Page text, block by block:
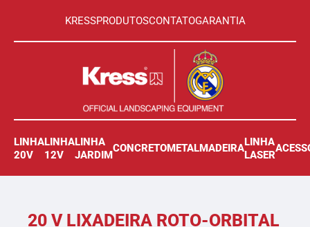
KRESSPRODUTOSCONTATOGARANTIA
LINHA
20V
LINHA
12V
LINHA
JARDIM
CONCRETOMETALMADEIRA
LINHA
LASER
20 V LIXADEIRA ROTO-ORBITAL